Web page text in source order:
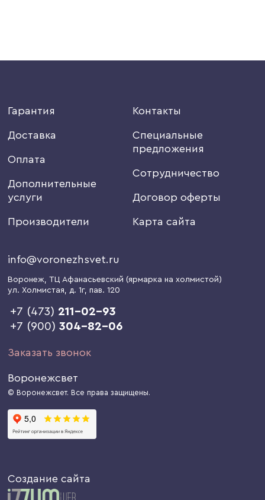
Гарантия
Доставка
Оплата
Дополнительные
услуги
Производители
Контакты
Специальные
предложения
Сотрудничество
Договор оферты
Карта сайта
info@voronezhsvet.ru
Воронеж, ТЦ Афанасьевский (ярмарка на холмистой)
ул. Холмистая, д. 1г, пав. 120
+7 (473) 211-02-93
+7 (900)304-82-06
Заказать звонок
Воронежсвет
© Воронежсвет. Все права защищены.
Создание сайта